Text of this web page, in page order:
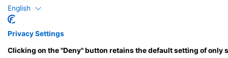
English
Privacy Settings
Clicking on the "Deny" button retains the default setting of only